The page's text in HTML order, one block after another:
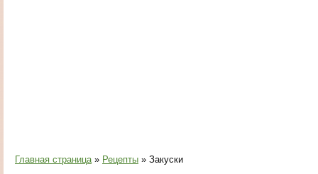
Главная страница» Рецепты » Закуски